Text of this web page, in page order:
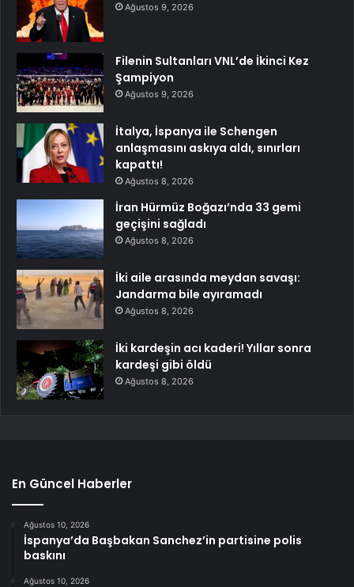
Ağustos 9, 2026
Filenin Sultanları VNL’de İkinci Kez
Şampiyon
Ağustos 9, 2026
İtalya, İspanya ile Schengen
anlaşmasını askıya aldı, sınırları
kapattı!
Ağustos 8, 2026
İran Hürmüz Boğazı’nda 33 gemi
geçişini sağladı
Ağustos 8, 2026
İki aile arasında meydan savaşı:
Jandarma bile ayıramadı
Ağustos 8, 2026
İki kardeşin acı kaderi! Yıllar sonra
kardeşi gibi öldü
Ağustos 8, 2026
En Güncel Haberler
Ağustos 10, 2026
İspanya’da Başbakan Sanchez’in partisine polis
baskını
Ağustos 10, 2026